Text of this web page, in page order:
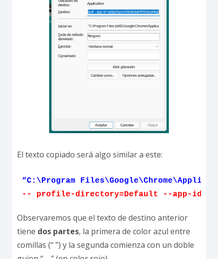
El texto copiado será algo similar a este:
“C:\Program
-- profile-directory=Default --app-
Observaremos que el texto de destino anterior
tiene dos partes, la primera de color azul entre
comillas (“ ”) y la segunda comienza con un doble